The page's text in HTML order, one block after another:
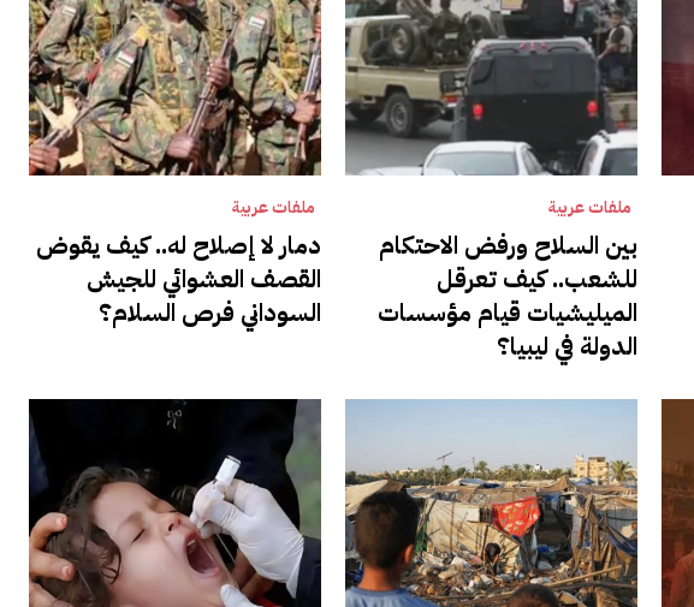
ملفات عربية
بين السلاح ورفض الاحتكام
للشعب.. كيف تعرقل
الميليشيات قيام مؤسسات
الدولة في ليبيا؟
ملفات عربية
دمار لا إصلاح له.. كيف يقوض
القصف العشوائي للجيش
السوداني فرص السلام؟